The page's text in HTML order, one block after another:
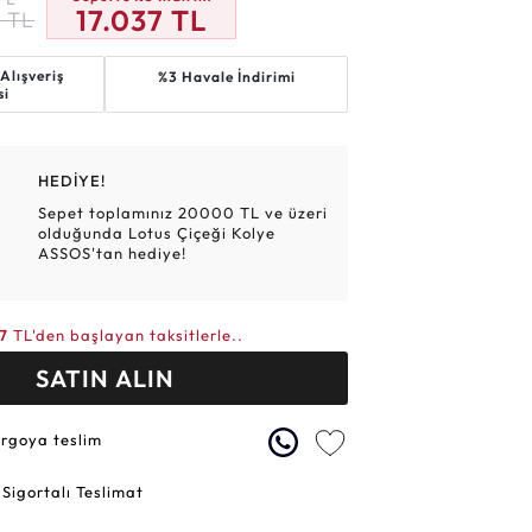
Elmas Bilezikler
Altın Tesbihler
Altın Hasır Setler
Violet
TL 17.037TL
Alışveriş
%3 Havale İndirimi
HEDİYE!
Sepet toplamınız 20000 TL ve üzeri
olduğunda Lotus Çiçeği Kolye
ASSOS'tan hediye!
TL'den başlayan taksitlerle..
SATIN ALIN
teslim
Teslimat